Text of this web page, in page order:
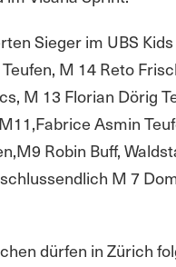
Sieger im UBS
M 14 Reto
M 13 Florian Dörig
Asmin
Robin Buff,
M 7
dürfen in Zürich